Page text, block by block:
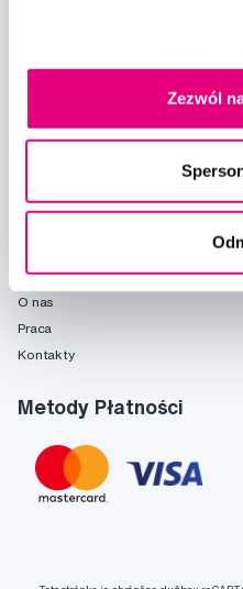
Zezwól
Warto spróbować
Marki
Fridababy
O spółce
O nas
Praca
Kontakty
Metody Płatności